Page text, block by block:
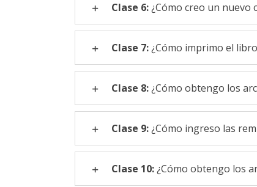
Clase 6:¿Cómo creo un nuevo
Clase 7:¿Cómo imprimo el
Clase 8:¿Cómo obtengo los
Clase 9:¿Cómo ingreso las
Clase 10:¿Cómo obtengo los